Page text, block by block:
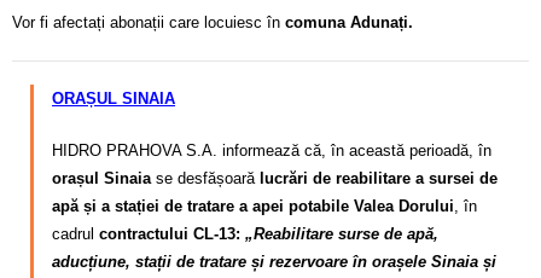
Vor fi afectați abonații care locuiesc în comuna Adunați.
ORAȘUL SINAIA
HIDRO PRAHOVA S.A. informează că, în această perioadă, în
orașul Sinaiase desfășoară lucrări de reabilitare a sursei de
apă și a stației de tratare a apei potabile Valea Dorului, în
cadrul contractului CL-13: „Reabilitare surse de apă,
aducțiune, stații de tratare și rezervoare în orașele Sinaia și